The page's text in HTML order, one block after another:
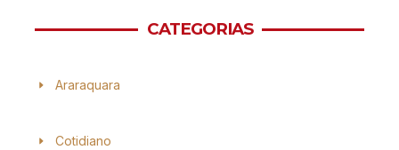
CATEGORIAS
Araraquara
Cotidiano